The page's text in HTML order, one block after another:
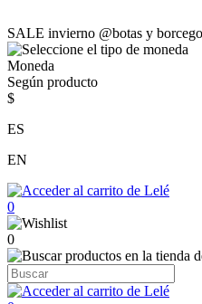
SALE invierno @botas y
Moneda
Según producto
$
ES
EN
0
0